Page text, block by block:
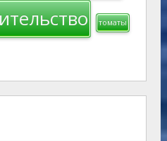
томаты